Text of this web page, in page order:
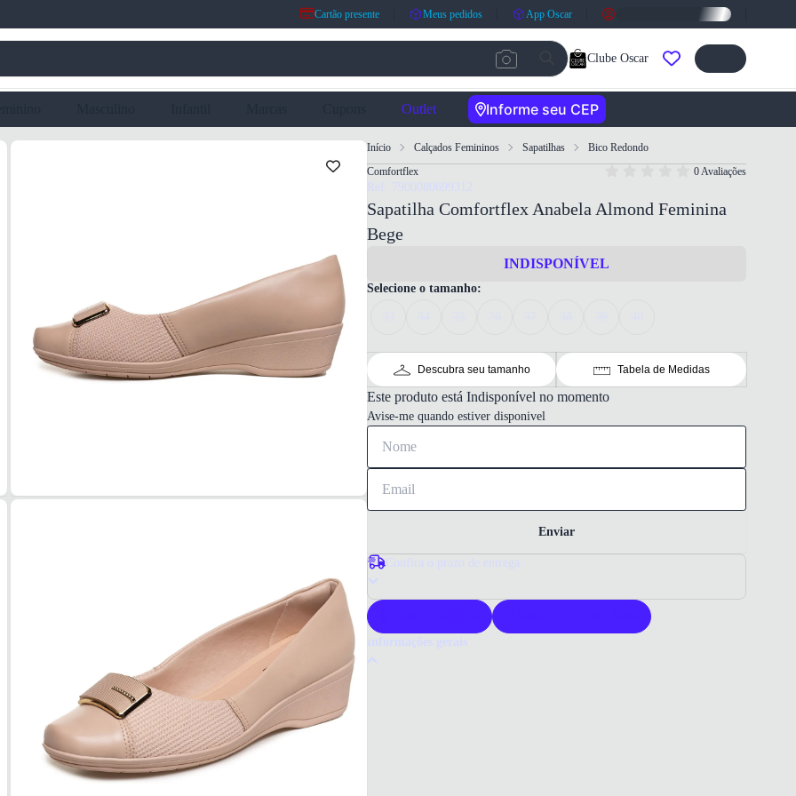
Cartão presente Meus pedidos App Oscar
Clube Oscar
Outlet Informe seu CEP
Início Calçados Femininos Sapatilhas
Bico Redondo
Comfortflex
0 Avaliações
Ref: 7900080699312
Sapatilha Comfortflex Anabela Almond Feminina
Bege
INDISPONÍVEL
Selecione o tamanho:
Descubra seu tamanho Tabela de Medidas
Este produto está Indisponível no momento
Avise-me quando estiver disponivel
Enviar
Confira o prazo de entrega
Informações gerais